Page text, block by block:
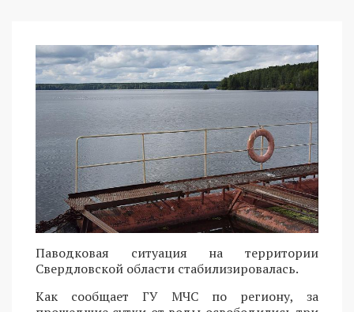
Паводковая ситуация на территории
Свердловской области стабилизировалась.
Как сообщает ГУ МЧС по региону, за